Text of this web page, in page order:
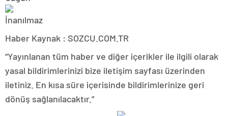
Haber Kaynak : SOZCU.COM.TR
“Yayınlanan tüm haber ve diğer içerikler ile ilgili olarak
yasal bildirimlerinizi bize iletişim sayfası üzerinden
iletiniz. En kısa süre içerisinde bildirimlerinize geri
dönüş sağlanılacaktır.”